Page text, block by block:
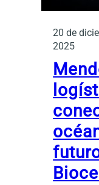
20 de
2025